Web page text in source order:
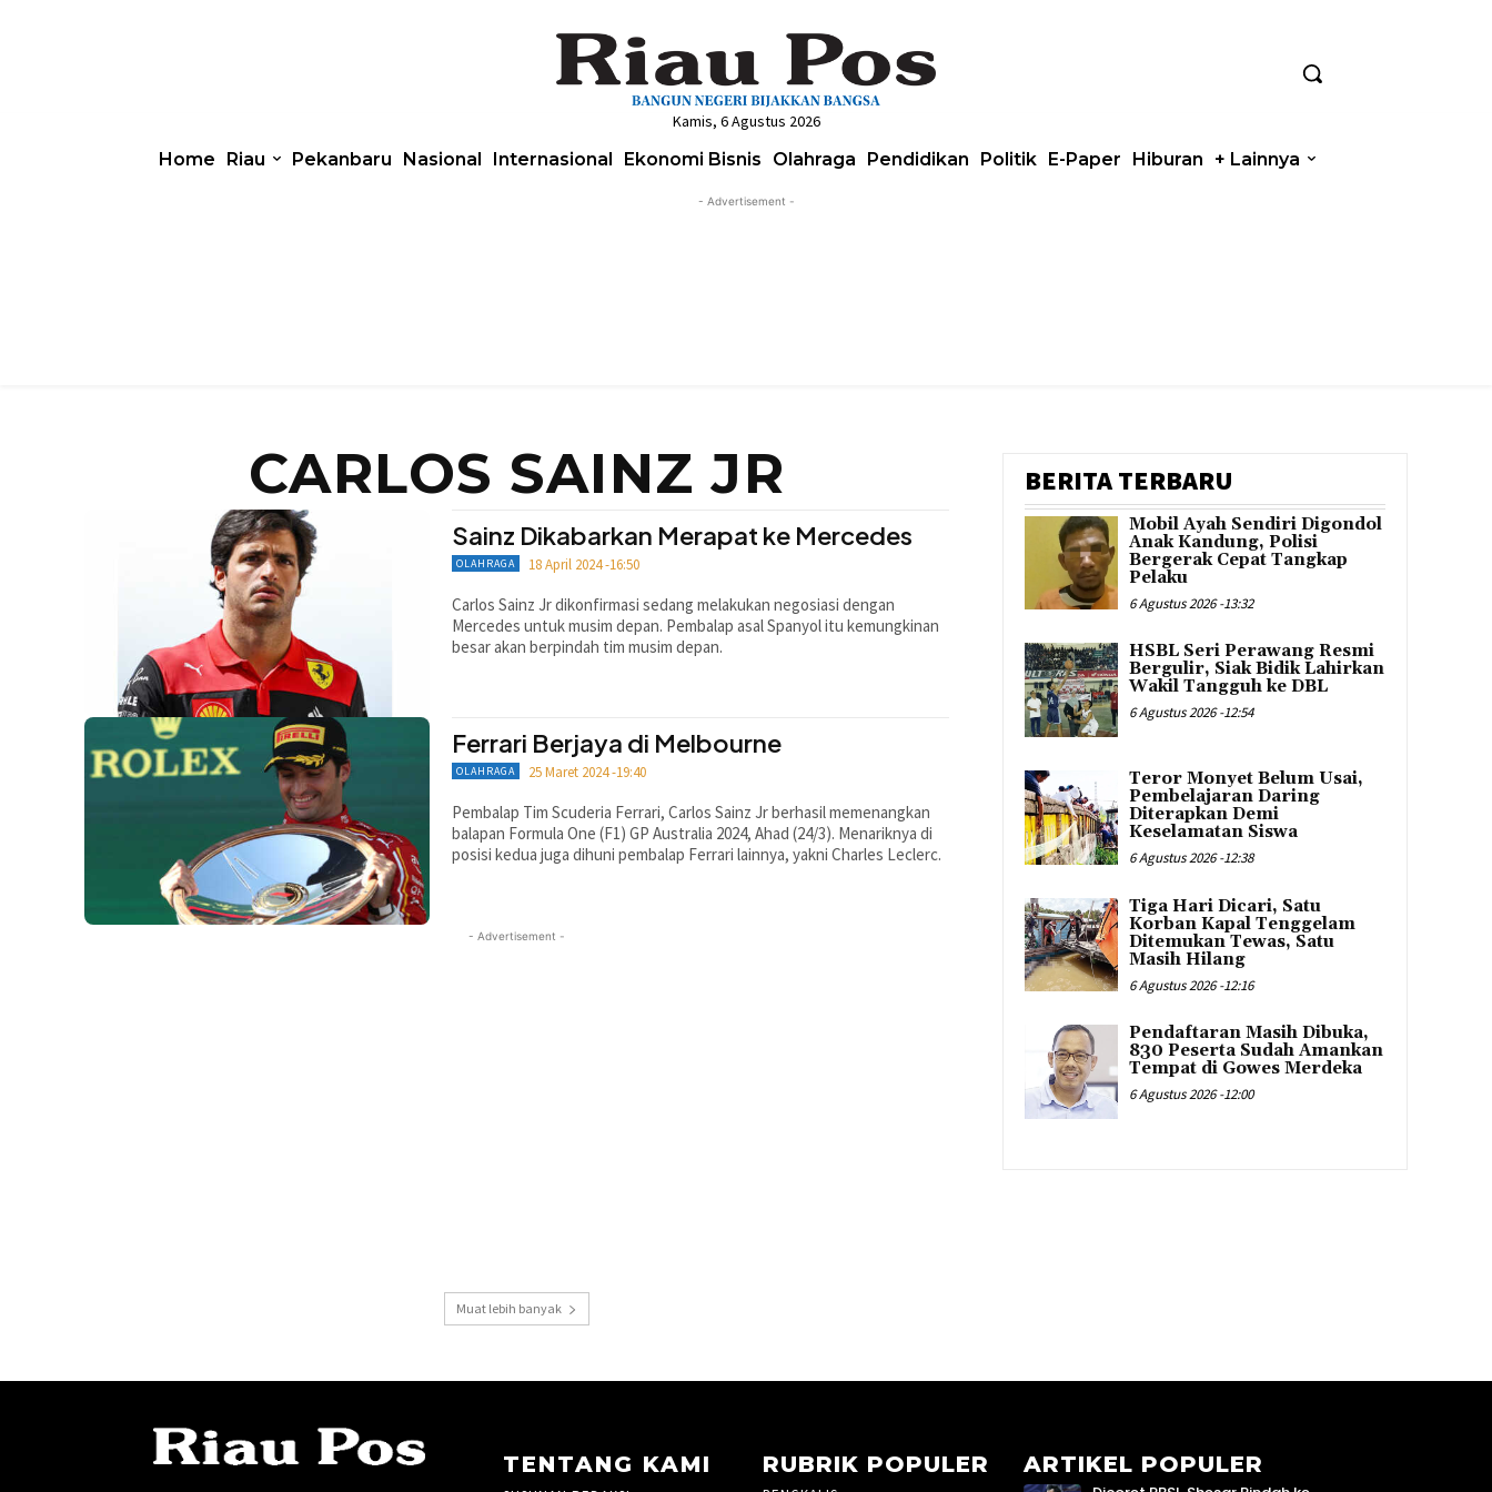
Kamis, 6 Agustus 2026
Home Riau Pekanbaru Nasional Internasional Ekonomi Bisnis Olahraga Pendidikan Politik E-Paper Hiburan + Lainnya
- Advertisement -
CARLOS SAINZ JR
Sainz Dikabarkan Merapat ke Mercedes
OLAHRAGA 18 April 2024 -16:50
Carlos Sainz Jr dikonfirmasi sedang melakukan negosiasi dengan
Mercedes untuk musim depan. Pembalap asal Spanyol itu kemungkinan
besar akan berpindah tim musim depan.
Ferrari Berjaya di Melbourne
OLAHRAGA 25 Maret 2024 -19:40
Pembalap Tim Scuderia Ferrari, Carlos Sainz Jr berhasil memenangkan
balapan Formula One (F1) GP Australia 2024, Ahad (24/3). Menariknya di
posisi kedua juga dihuni pembalap Ferrari lainnya, yakni Charles Leclerc.
- Advertisement -
Muat lebih banyak
BERITA TERBARU
Mobil Ayah Sendiri Digondol
Anak Kandung, Polisi
Bergerak Cepat Tangkap
Pelaku
6 Agustus 2026 -13:32
HSBL Seri Perawang Resmi
Bergulir, Siak Bidik Lahirkan
Wakil Tangguh ke DBL
6 Agustus 2026 -12:54
Teror Monyet Belum Usai,
Pembelajaran Daring
Diterapkan Demi
Keselamatan Siswa
6 Agustus 2026 -12:38
Tiga Hari Dicari, Satu
Korban Kapal Tenggelam
Ditemukan Tewas, Satu
Masih Hilang
6 Agustus 2026 -12:16
Pendaftaran Masih Dibuka,
830 Peserta Sudah Amankan
Tempat di Gowes Merdeka
6 Agustus 2026 -12:00
TENTANG KAMI RUBRIK POPULER ARTIKEL POPULER